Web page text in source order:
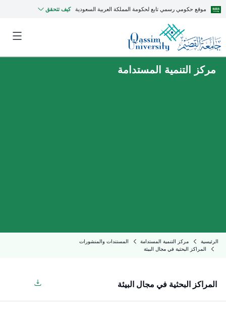
موقع حكومي رسمي تابع لحكومة المملكة العربية السعودية كيف تتحقق
مركز التنمية المستدامة
الرئيسية مركز التنمية المستدامة
المستندات والمنشورات
المراكز البحثية في مجال البيئة
المراكز البحثية في مجال البيئة